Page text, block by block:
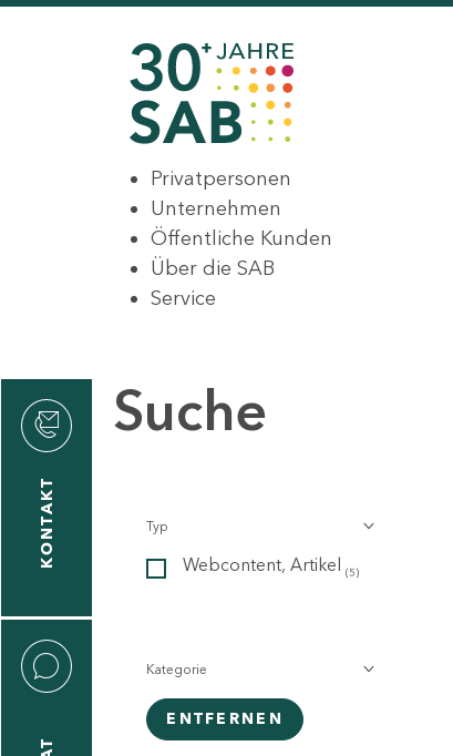
Privatpersonen
Unternehmen
Öffentliche Kunden
Über die SAB
Service
KONTAKT
Suche
Typ
Webcontent, Artikel (5)
Kategorie
ENTFERNEN